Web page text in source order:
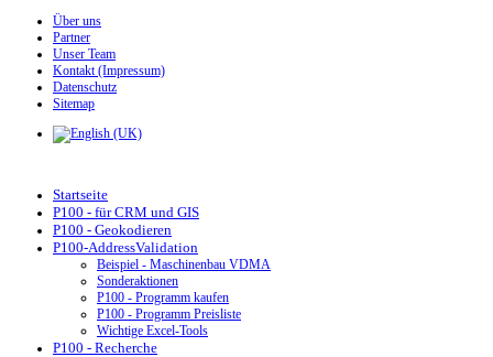
Über uns
Partner
Unser Team
Kontakt (Impressum)
Datenschutz
Sitemap
Startseite
P100 - für CRM und GIS
P100 - Geokodieren
P100-AddressValidation
Beispiel - Maschinenbau VDMA
Sonderaktionen
P100 - Programm kaufen
P100 - Programm Preisliste
Wichtige Excel-Tools
P100 - Recherche